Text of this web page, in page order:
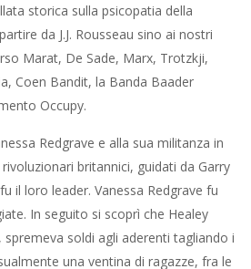
storica sulla psicopatia della
da J.J. Rousseau sino ai nostri
Marat, De Sade, Marx, Trotzkji,
Coen Bandit, la Banda Baader
Occupy.
Redgrave e alla sua militanza in
britannici, guidati da Garry
il loro leader. Vanessa Redgrave fu
In seguito si scoprì che Healey
soldi agli aderenti tagliando i
una ventina di ragazze, fra le